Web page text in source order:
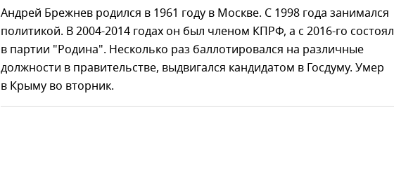
Андрей Брежнев родился в 1961 году в Москве. С 1998 года занимался
политикой. В 2004-2014 годах он был членом КПРФ, а с 2016-го состоял
в партии "Родина". Несколько раз баллотировался на различные
должности в правительстве, выдвигался кандидатом в Госдуму. Умер
в Крыму во вторник.